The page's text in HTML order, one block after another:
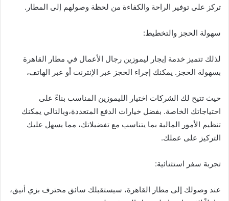
تركز على توفير الراحة والكفاءة من لحظة وصولهم إلى المطار.
سهولة الحجز والتخطيط:
لذلك تتميز خدمة إيجار ليموزين رجال الأعمال في مطار القاهرة
بسهولة الحجز. يمكنك إجراء الحجز عبر الإنترنت أو عبر الهاتف،
حيث تتيح لك الشركات اختيار الليموزين المناسب بناءً على
احتياجاتك الخاصة. بفضل خيارات الدفع المتعددة،وبالتالي يمكنك
تنظيم الأمور المالية بما يتناسب مع تفضيلاتك، مما يسهل عليك
التركيز على عملك.
تجربة سفر استثنائية:
عند وصولك إلى مطار القاهرة، سيستقبلك سائق محترف بزي أنيق،